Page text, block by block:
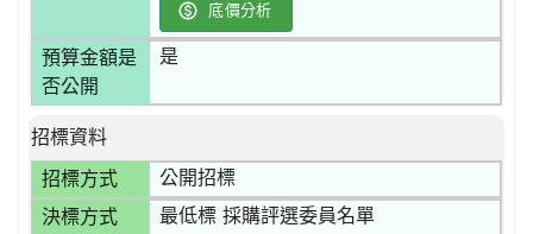
底價分析
預算金額是
否公開
是
招標資料
招標方式
公開招標
決標方式 最低標 採購評選委員名單